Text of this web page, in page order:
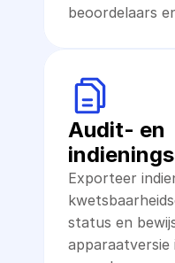
beoordelaars
Audit- en
Exporteer
status en